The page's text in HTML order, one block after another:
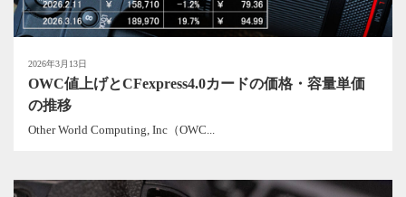
2026年3月13日
OWC値上げとCFexpress4.0カードの価格・容量単価
の推移
Other World Computing, Inc（OWC...